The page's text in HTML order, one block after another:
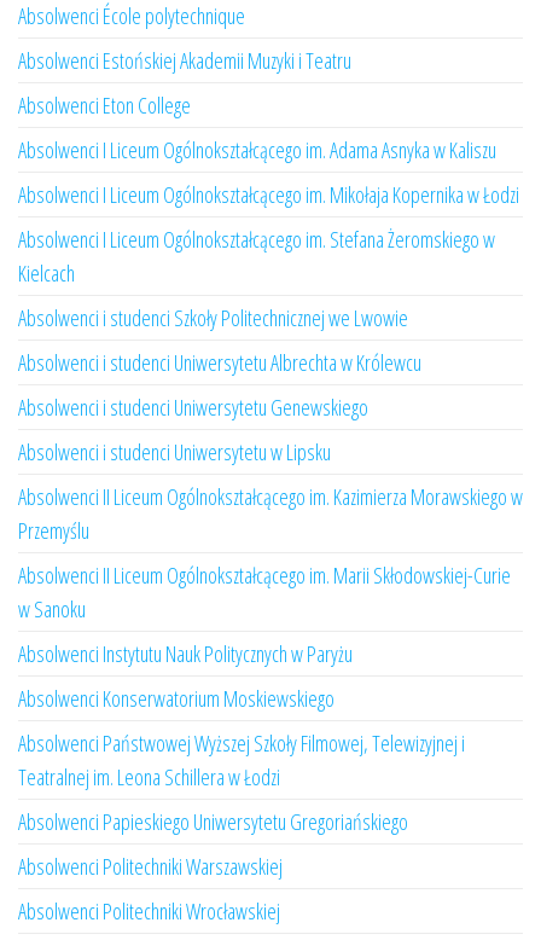
Absolwenci École polytechnique
Absolwenci Estońskiej Akademii Muzyki i Teatru
Absolwenci Eton College
Absolwenci I Liceum Ogólnokształcącego im. Adama Asnyka w Kaliszu
Absolwenci I Liceum Ogólnokształcącego im. Mikołaja Kopernika w Łodzi
Absolwenci I Liceum Ogólnokształcącego im. Stefana Żeromskiego w
Kielcach
Absolwenci i studenci Szkoły Politechnicznej we Lwowie
Absolwenci i studenci Uniwersytetu Albrechta w Królewcu
Absolwenci i studenci Uniwersytetu Genewskiego
Absolwenci i studenci Uniwersytetu w Lipsku
Absolwenci II Liceum Ogólnokształcącego im. Kazimierza Morawskiego w
Przemyślu
Absolwenci II Liceum Ogólnokształcącego im. Marii Skłodowskiej-Curie
w Sanoku
Absolwenci Instytutu Nauk Politycznych w Paryżu
Absolwenci Konserwatorium Moskiewskiego
Absolwenci Państwowej Wyższej Szkoły Filmowej, Telewizyjnej i
Teatralnej im. Leona Schillera w Łodzi
Absolwenci Papieskiego Uniwersytetu Gregoriańskiego
Absolwenci Politechniki Warszawskiej
Absolwenci Politechniki Wrocławskiej